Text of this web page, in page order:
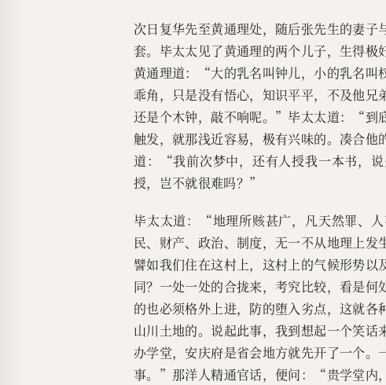
次日复华先至黄通理处，随后张先生的妻
套。毕太太见了黄通理的两个儿子，生得极
黄通理道：“大的乳名叫钟儿，小的乳名叫
乖角，只是没有悟心，知识平平，不及他
还是个木钟，敲不响呢。”毕太太道：“到
触发，就那浅近容易，极有兴味的。凑合
道：“我前次梦中，还有人授我一本书，
授，岂不就很难吗？”
毕太太道：“地理所赅甚广，凡天然罪、
民、财产、政治、制度，无一不从地理上发
譬如我们住在这村上，这村上的气候形势
同？一处一处的合拢来，考究比较，看是
的也必须格外上进，防的堕入劣点，这就
山川土地的。说起此事，我到想起一个笑
办学堂，安庆府是省会地方就先开了一个
事。”那洋人精通官话，便问：“贵学堂内